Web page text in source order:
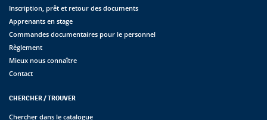
Inscription, prêt et retour des documents
Apprenants en stage
Commandes documentaires pour le personnel
Règlement
Mieux nous connaître
Contact
CHERCHER / TROUVER
Chercher dans le catalogue